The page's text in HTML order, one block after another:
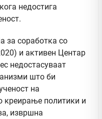
недостига
за соработка со
и активен Центар
недостасуваат
што би
на
креирање политики и
извршна